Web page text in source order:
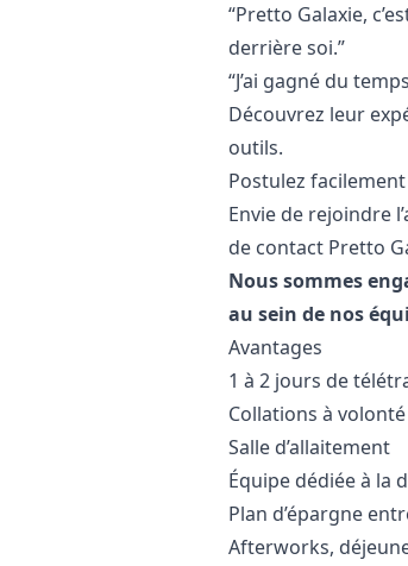
“Pretto Galaxie,
derrière soi.”
“J’ai gagné du
Découvrez leur
outils.
Postulez facilement
Envie de rejoindre
de contact Pretto
Nous sommes
au sein de nos
Avantages
1 à 2 jours de
Collations à volonté
Salle d’allaitement
Équipe dédiée à la
Plan d’épargne
Afterworks,